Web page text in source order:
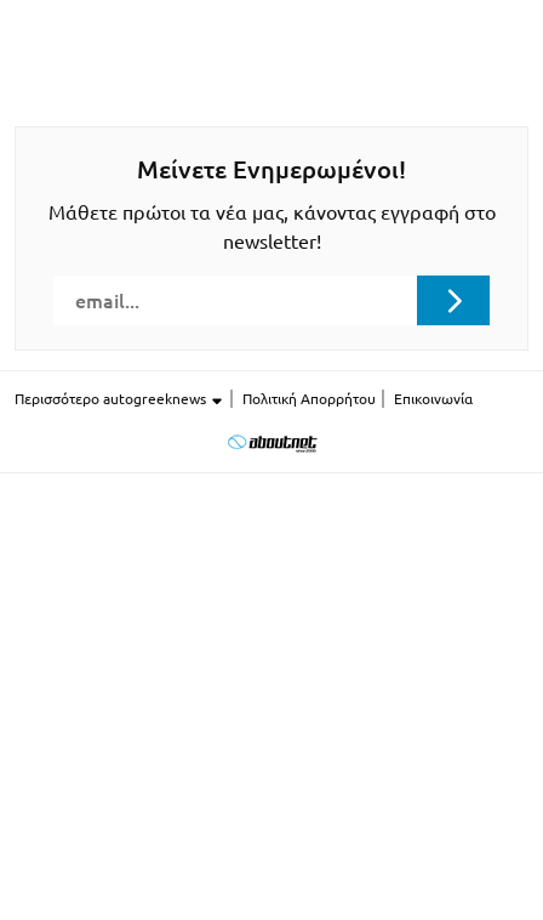
Μείνετε Ενημερωμένοι!
Μάθετε πρώτοι τα νέα μας, κάνοντας εγγραφή στο
newsletter!
Περισσότερο autogreeknews Πολιτική Απορρήτου Επικοινωνία